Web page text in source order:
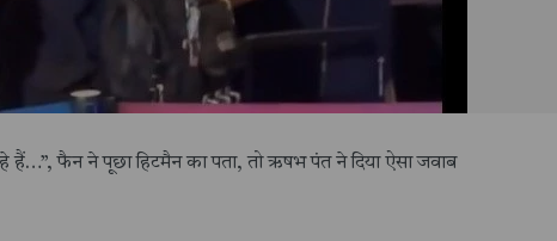
रहे हैं…”, फैन ने पूछा हिटमैन का पता, तो ऋषभ पंत ने दिया ऐसा जवाब